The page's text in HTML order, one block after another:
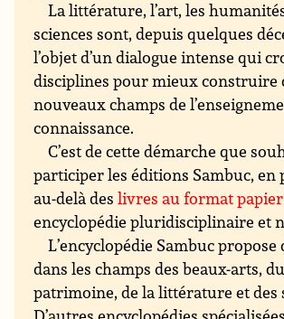
La littérature, l’art, les
sciences sont, depuis quelques
l’objet d’un dialogue intense qui
disciplines pour mieux construire
nouveaux champs de
connaissance.
C’est de cette démarche que
participer les éditions Sambuc, en
au-delà deslivres au format papier
encyclopédie pluridisciplinaire et
L’encyclopédie Sambuc propose
dans les champs des beaux-arts, du
patrimoine, de la littérature et des